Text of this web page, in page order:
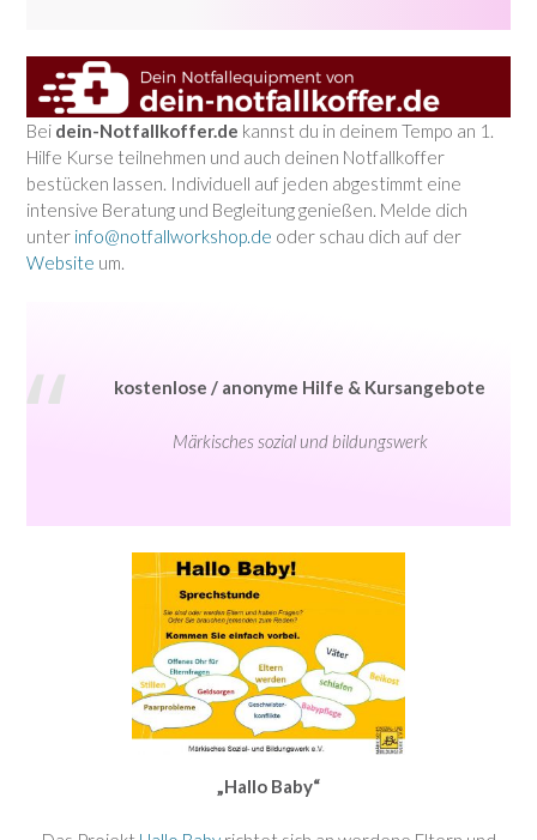
Bei dein-Notfallkoffer.de kannst du in deinem Tempo an 1.
Hilfe Kurse teilnehmen und auch deinen Notfallkoffer
bestücken lassen. Individuell auf jeden abgestimmt eine
intensive Beratung und Begleitung genießen. Melde dich
unter info@notfallworkshop.de oder schau dich auf der
Website um.
kostenlose / anonyme Hilfe & Kursangebote
Märkisches sozial und bildungswerk
„Hallo Baby“